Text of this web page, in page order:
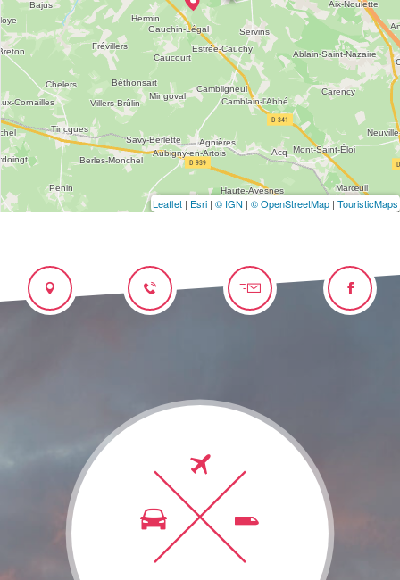
Leaflet | Esri | © IGN | © OpenStreetMap | TouristicMaps